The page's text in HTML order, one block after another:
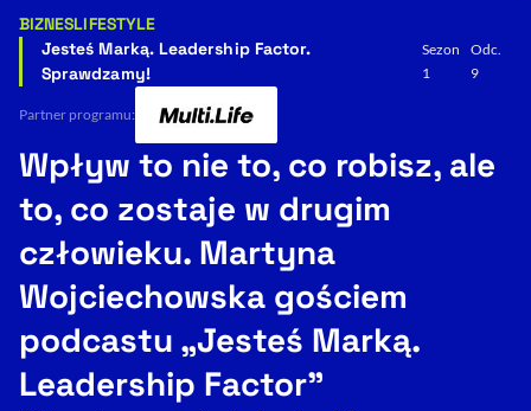
Ułatwienia dostępności wspierają:
Sprawdź, jak i dlaczego zwiększamy dostępność, otwiera się w nowym
Kategorie artykułu:
BIZNESLIFESTYLE
Jesteś Marką. Leadership Factor.
Sprawdzamy!
Sezon
1
Odc.
9
Partner programu:
Wpływ to nie to, co robisz, ale
to, co zostaje w drugim
człowieku. Martyna
Wojciechowska gościem
podcastu „Jesteś Marką.
Leadership Factor"